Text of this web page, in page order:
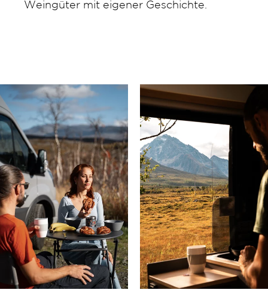
Weingüter mit eigener Geschichte.